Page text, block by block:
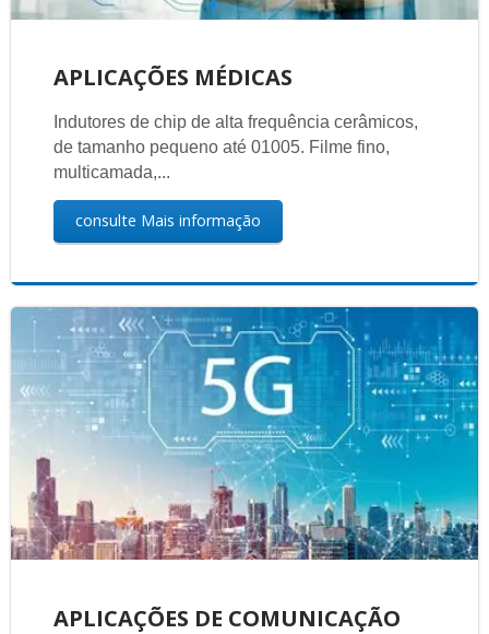
APLICAÇÕES MÉDICAS
Indutores de chip de alta frequência cerâmicos,
de tamanho pequeno até 01005. Filme fino,
multicamada,...
consulte Mais informação
APLICAÇÕES DE COMUNICAÇÃO